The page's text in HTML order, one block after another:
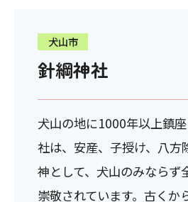
犬山市
針綱神社
犬山の地に1000年以上鎮
社は、安産、子授け、八方
神として、犬山のみならず
崇敬されています。古くか